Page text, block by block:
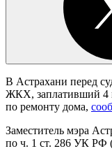
В Астрахани перед
ЖКХ, заплативший 4
по ремонту дома,
Заместитель мэра
по ч. 1 ст. 286 УК РФ